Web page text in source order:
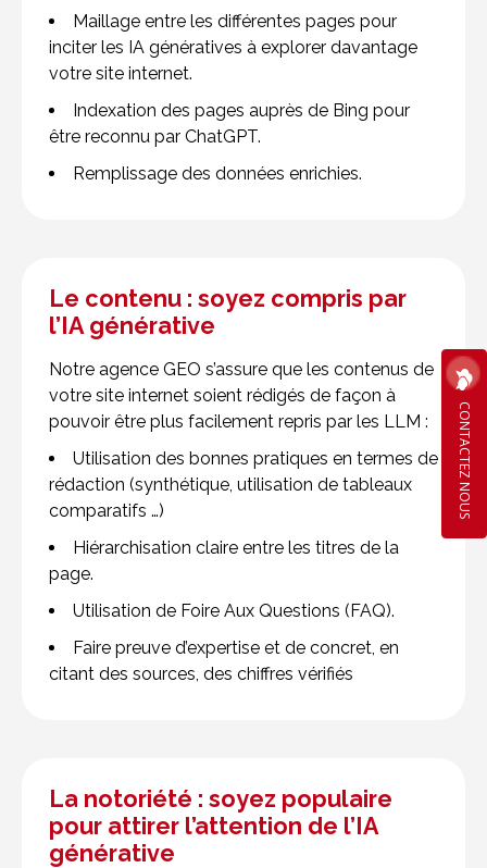
Maillage entre les différentes pages pour
inciter les IA génératives à explorer davantage
votre site internet.
Indexation des pages auprès de Bing pour
être reconnu par ChatGPT.
Remplissage des données enrichies.
Le contenu : soyez compris par
l’IA générative
Notre agence GEO s’assure que les contenus de
votre site internet soient rédigés de façon à
pouvoir être plus facilement repris par les LLM :
Utilisation des bonnes pratiques en termes de
rédaction (synthétique, utilisation de tableaux
comparatifs …)
Hiérarchisation claire entre les titres de la
page.
Utilisation de Foire Aux Questions (FAQ).
Faire preuve d’expertise et de concret, en
citant des sources, des chiffres vérifiés
La notoriété : soyez populaire
pour attirer l’attention de l’IA
générative
CONTACTEZ NOUS